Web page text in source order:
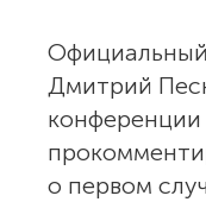
Дмитрий
конференции
о первом